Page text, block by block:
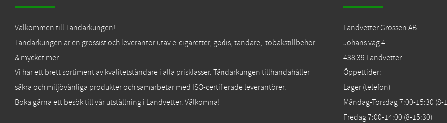
Välkommen till Tändarkungen!
Tändarkungen är en grossist och leverantör utav e-cigaretter, godis, tändare, tobakstillbehör
& mycket mer.
Vi har ett brett sortiment av kvalitetständare i alla prisklasser. Tändarkungen tillhandahåller
säkra och miljövänliga produkter och samarbetar med ISO-certifierade leverantörer.
Boka gärna ett besök till vår utställning i Landvetter. Välkomna!
Landvetter Grossen AB
Johans väg 4
438 39 Landvetter
Öppettider:
Lager (telefon)
Måndag-Torsdag 7:00-15:30 (8-
Fredag 7:00-14:00 (8-15:30)